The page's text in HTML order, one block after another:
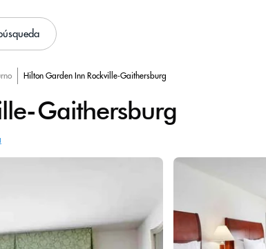
Hilton Garden Inn Rockville-Gaithersburg
Gaithersburg